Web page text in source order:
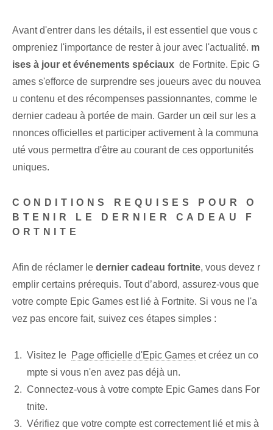
Avant d'entrer dans les détails, il est essentiel que vous c
ompreniez l'importance de rester à jour avec l'actualité. m
ises à jour et événements spéciaux ‌ de Fortnite. Epic G
ames s'efforce de ⁢surprendre ses joueurs avec⁢ du nouvea
u contenu et des récompenses passionnantes, comme le
dernier cadeau‌ à portée de main. Garder un œil sur les a
nnonces officielles et participer activement à la communa
uté vous permettra d'être au courant de ces opportunités
uniques.
CONDITIONS REQUISES POUR O
BTENIR LE DERNIER CADEAU F
ORTNITE
Afin de réclamer le dernier cadeau fortnite, vous devez r
emplir certains prérequis. Tout d’abord, assurez-vous que
votre compte Epic Games est lié à Fortnite. Si vous ne l'a
vez pas encore fait, suivez ces étapes simples :
Visitez⁤ le ⁤ Page officielle d'Epic Games⁤ et créez un co
mpte si vous n'en avez pas déjà un.
Connectez-vous à votre compte Epic Games dans For
tnite.
Vérifiez que ⁤votre compte est correctement lié et mis à